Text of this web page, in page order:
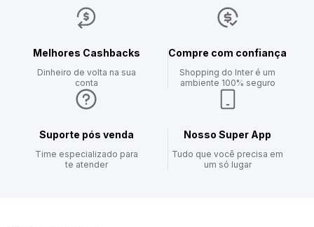
leve, garante bem-estar e liberdade de movimento em todas as
destaque, adiciona um toque de atitude ao seu visual.
Ideal para combinar com camiseta masculina e tênis de treino,
este kit masculino é indispensável para quem preza por
praticidade e personalidade.
Melhores Cashbacks
Dinheiro de volta na sua
conta
Compre com confiança
Shopping do Inter é um
ambiente 100% seguro
Suporte pós venda
Time especializado para
te atender
Nosso Super App
Tudo que você precisa em
um só lugar